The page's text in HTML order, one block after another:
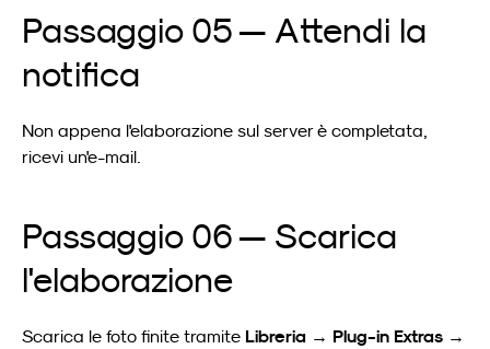
Passaggio 05 — Attendi la
notifica
Non appena l'elaborazione sul server è completata,
ricevi un'e-mail.
Passaggio 06 — Scarica
l'elaborazione
Scarica le foto finite tramite Libreria → Plug-in Extras →